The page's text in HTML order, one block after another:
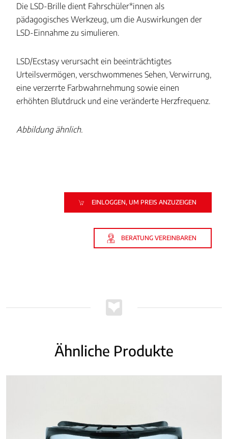
Die LSD-Brille dient Fahrschüler*innen als
pädagogisches Werkzeug, um die Auswirkungen der
LSD-Einnahme zu simulieren.
LSD/Ecstasy verursacht ein beeinträchtigtes
Urteilsvermögen, verschwommenes Sehen, Verwirrung,
eine verzerrte Farbwahrnehmung sowie einen
erhöhten Blutdruck und eine veränderte Herzfrequenz.
Abbildung ähnlich.
EINLOGGEN, UM PREIS ANZUZEIGEN
BERATUNG VEREINBAREN
Ähnliche Produkte